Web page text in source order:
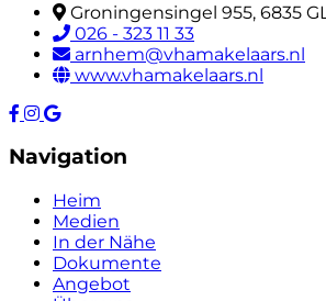
Groningensingel 955, 6835
026 - 323 11 33
arnhem@vhamakelaars.nl
www.vhamakelaars.nl
Navigation
Heim
Medien
In der Nähe
Dokumente
Angebot